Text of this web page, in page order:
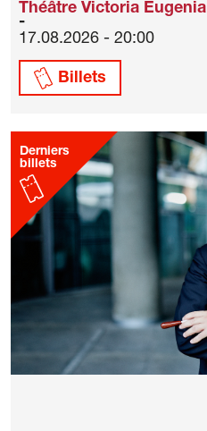
Théâtre Victoria Eugenia
17.08.2026 - 20:00
Billets
Derniers
billets